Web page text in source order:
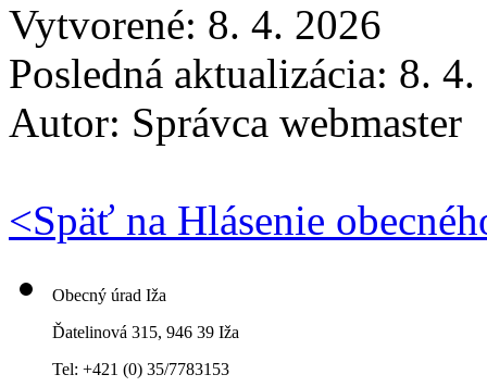
Vytvorené: 8. 4. 2026
Posledná aktualizácia: 8.
Autor: Správca webmaster
<Späť na Hlásenie
Obecný úrad Iža
Ďatelinová 315, 946 39 Iža
Tel: +421 (0) 35/7783153